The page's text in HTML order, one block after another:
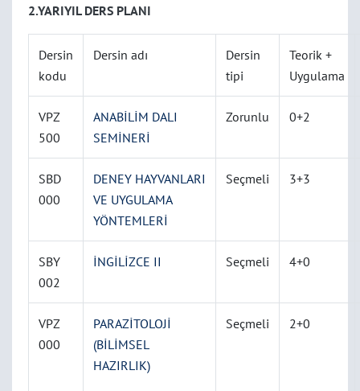
2.YARIYIL DERS PLANI
Dersin
kodu
Dersin adı
Dersin
tipi
Teorik +
Uygulama
VPZ
500
ANABİLİM DALI
SEMİNERİ
Zorunlu 0+2
SBD
000
DENEY HAYVANLARI
VE UYGULAMA
YÖNTEMLERİ
Seçmeli 3+3
SBY
002
İNGİLİZCE II Seçmeli 4+0
VPZ
000
PARAZİTOLOJİ
(BİLİMSEL
HAZIRLIK)
Seçmeli 2+0